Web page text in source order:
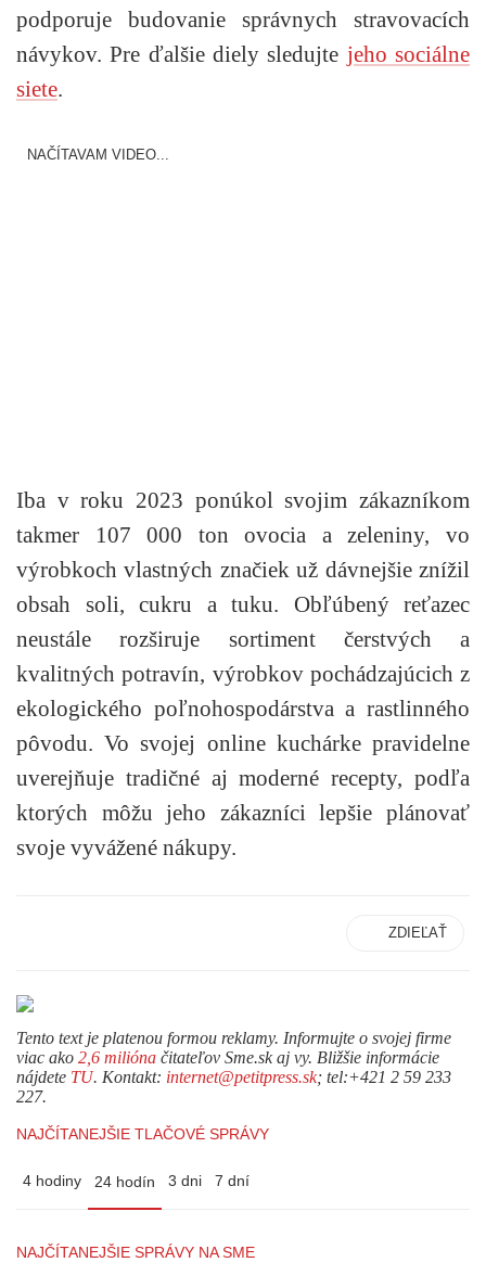
podporuje budovanie správnych stravovacích
návykov. Pre ďalšie diely sledujte jeho sociálne
siete.
NAČÍTAVAM VIDEO...
Iba v roku 2023 ponúkol svojim zákazníkom
takmer 107 000 ton ovocia a zeleniny, vo
výrobkoch vlastných značiek už dávnejšie znížil
obsah soli, cukru a tuku. Obľúbený reťazec
neustále rozširuje sortiment čerstvých a
kvalitných potravín, výrobkov pochádzajúcich z
ekologického poľnohospodárstva a rastlinného
pôvodu. Vo svojej online kuchárke pravidelne
uverejňuje tradičné aj moderné recepty, podľa
ktorých môžu jeho zákazníci lepšie plánovať
svoje vyvážené nákupy.
ZDIEĽAŤ
Tento text je platenou formou reklamy. Informujte o svojej firme
viac ako 2,6 milióna čitateľov Sme.sk aj vy. Bližšie informácie
nájdete TU. Kontakt: internet@petitpress.sk; tel:+421 2 59 233
227.
NAJČÍTANEJŠIE TLAČOVÉ SPRÁVY
4 hodiny 24 hodín 3 dni 7 dní
NAJČÍTANEJŠIE SPRÁVY NA SME